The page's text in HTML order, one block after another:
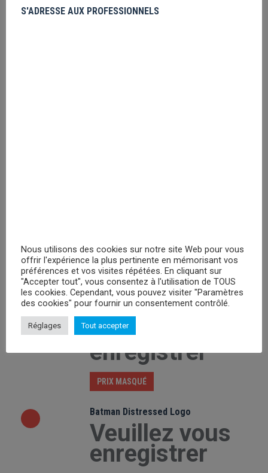
Friday the 13th Poster
enregistrer
PRIX MASQUÉ
Batman Dripping Logo
Veuillez vous
enregistrer
PRIX MASQUÉ
Batman Distressed Logo
Veuillez vous
enregistrer
S'ADRESSE AUX PROFESSIONNELS
Nous utilisons des cookies sur notre site Web pour vous
offrir l'expérience la plus pertinente en mémorisant vos
préférences et vos visites répétées. En cliquant sur
"Accepter tout", vous consentez à l'utilisation de TOUS
les cookies. Cependant, vous pouvez visiter "Paramètres
des cookies" pour fournir un consentement contrôlé.
Réglages Tout accepter